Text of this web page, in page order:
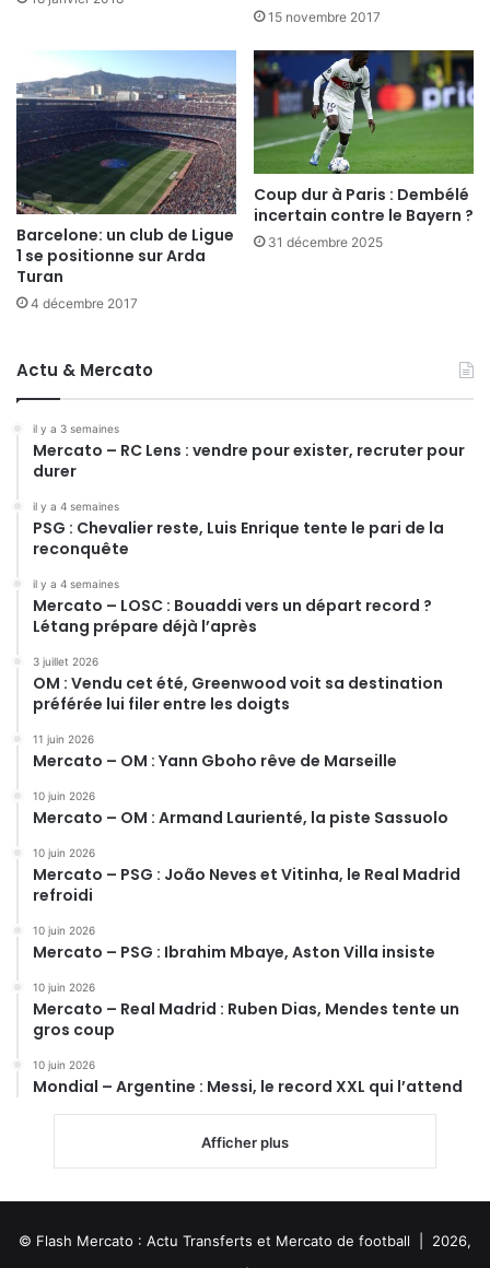
15 novembre 2017
Barcelone: un club de Ligue
1 se positionne sur Arda
Turan
4 décembre 2017
Coup dur à Paris : Dembélé
incertain contre le Bayern ?
31 décembre 2025
Actu & Mercato
il y a 3 semaines
Mercato – RC Lens : vendre pour exister, recruter pour
durer
il y a 4 semaines
PSG : Chevalier reste, Luis Enrique tente le pari de la
reconquête
il y a 4 semaines
Mercato – LOSC : Bouaddi vers un départ record ?
Létang prépare déjà l’après
3 juillet 2026
OM : Vendu cet été, Greenwood voit sa destination
préférée lui filer entre les doigts
11 juin 2026
Mercato – OM : Yann Gboho rêve de Marseille
10 juin 2026
Mercato – OM : Armand Laurienté, la piste Sassuolo
10 juin 2026
Mercato – PSG : João Neves et Vitinha, le Real Madrid
refroidi
10 juin 2026
Mercato – PSG : Ibrahim Mbaye, Aston Villa insiste
10 juin 2026
Mercato – Real Madrid : Ruben Dias, Mendes tente un
gros coup
10 juin 2026
Mondial – Argentine : Messi, le record XXL qui l’attend
Afficher plus
© Flash Mercato : Actu Transferts et Mercato de football | 2026,